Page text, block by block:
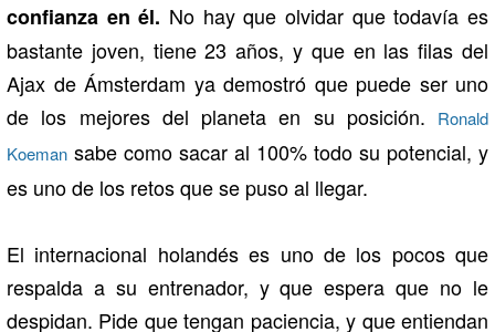
confianza en él. No hay que olvidar que todavía es
bastante joven, tiene 23 años, y que en las filas del
Ajax de Ámsterdam ya demostró que puede ser uno
de los mejores del planeta en su posición.
Ronald
Koeman sabe como sacar al 100% todo su potencial, y
es uno de los retos que se puso al llegar.
El internacional holandés es uno de los pocos que
respalda a su entrenador, y que espera que no le
despidan. Pide que tengan paciencia, y que entiendan